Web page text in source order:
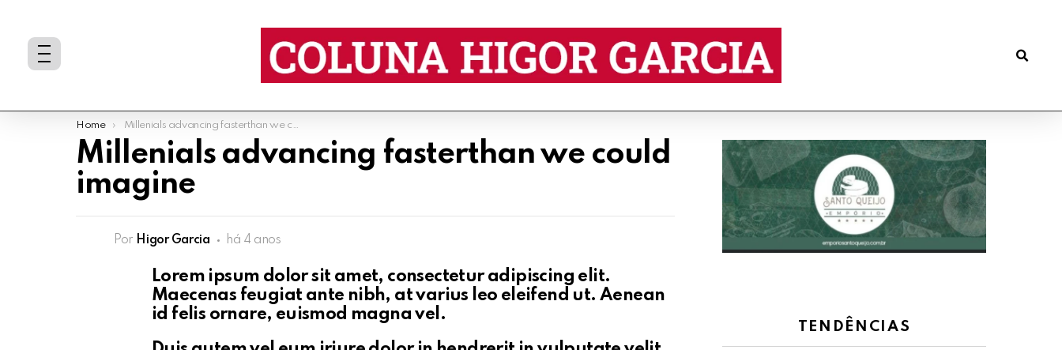
You are here:
Home Millenials advancing fasterthan we could imagine
Millenials advancing fasterthan we could
imagine
Por Higor Garcia há 4 anos
Lorem ipsum dolor sit amet, consectetur adipiscing elit.
Maecenas feugiat ante nibh, at varius leo eleifend ut. Aenean
id felis ornare, euismod magna vel.
TENDÊNCIAS